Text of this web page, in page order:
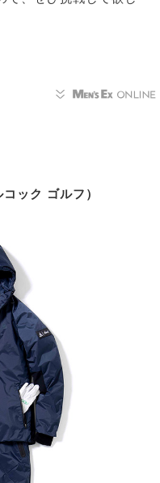
ック ゴルフ）